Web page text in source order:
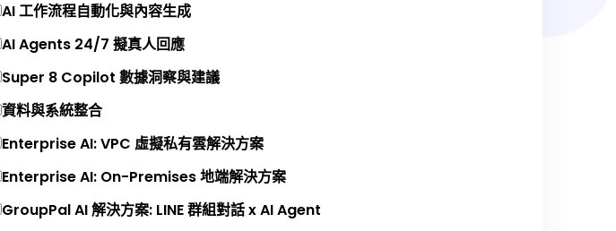
AI 工作流程自動化與內容生成
AI Agents 24/7 擬真人回應
Super 8 Copilot 數據洞察與建議
資料與系統整合
Enterprise AI: VPC 虛擬私有雲解決方案
Enterprise AI: On-Premises 地端解決方案
GroupPal AI 解決方案: LINE 群組對話 x AI Agent